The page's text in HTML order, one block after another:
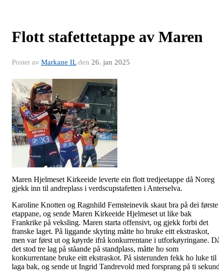
Flott stafettetappe av Maren
Postet av Markane ILden 26. jan 2025
Maren Hjelmeset Kirkeeide leverte ein flott tredjeetappe då Noreg
gjekk inn til andreplass i verdscupstafetten i Anterselva.
Karoline Knotten og Ragnhild Femsteinevik skaut bra på dei første
etappane, og sende Maren Kirkeeide Hjelmeset ut like bak
Frankrike på veksling. Maren starta offensivt, og gjekk forbi det
franske laget. På liggande skyting måtte ho bruke eitt ekstraskot,
men var først ut og køyrde ifrå konkurrentane i utforkøyringane.
det stod tre lag på ståande på standplass, måtte ho som
konkurrentane bruke eitt ekstraskot. På sisterunden fekk ho luke til
laga bak, og sende ut Ingrid Tandrevold med forsprang på ti